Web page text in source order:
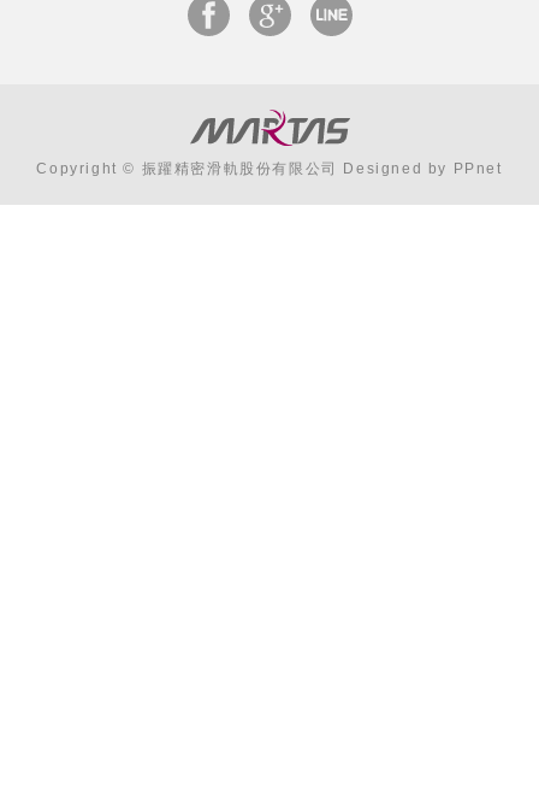
Copyright © 振躍精密滑軌股份有限公司 Designed by PPnet